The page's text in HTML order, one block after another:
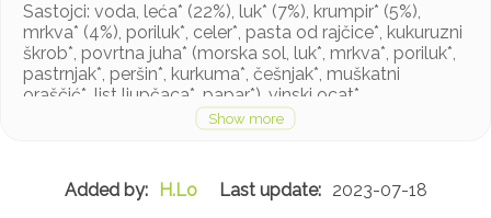
Sastojci: voda, leća* (22%), luk* (7%), krumpir* (5%),
mrkva* (4%), poriluk*, celer*, pasta od rajčice*, kukuruzni
škrob*, povrtna juha* (morska sol, luk*, mrkva*, poriluk*,
pastrnjak*, peršin*, kurkuma*, češnjak*, muškatni
oraščić*, list ljupčaca*, papar*), vinski ocat*,
suncokretovo ulje*, morska sol, zgušnjivač: brašno guar
gume*, sirovi šećer šećerne trske*, koncentrat soka
*iz kontroliranog organskog uzgoja
H.Lo 2023-07-18